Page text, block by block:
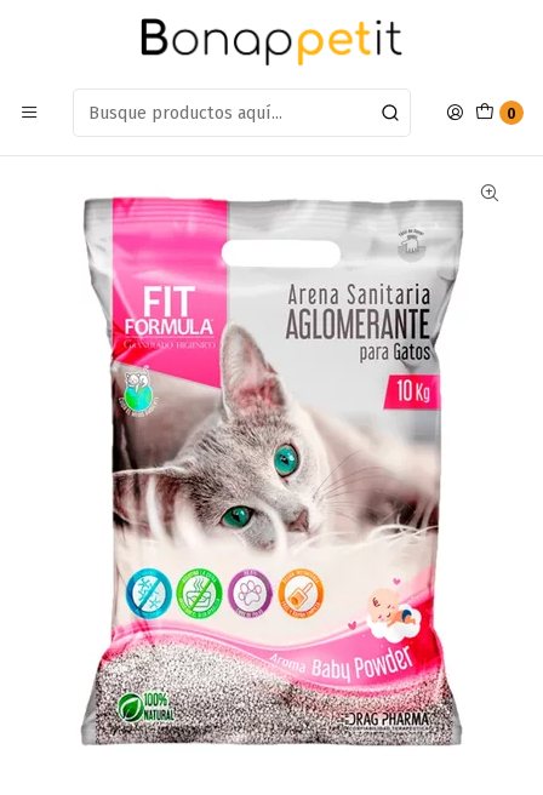
0
Estamos en: Antumalal 612, Quilicura Míranos en Maps
Arena Fit Formula Baby 10 Kg